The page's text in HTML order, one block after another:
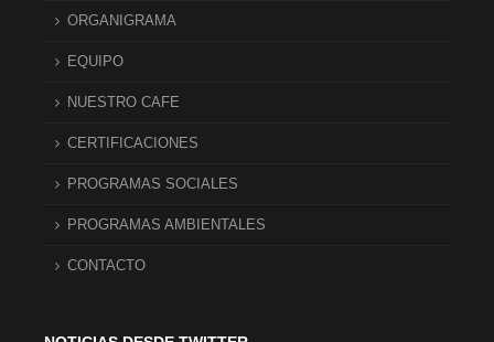
ORGANIGRAMA
EQUIPO
NUESTRO CAFE
CERTIFICACIONES
PROGRAMAS SOCIALES
PROGRAMAS AMBIENTALES
CONTACTO